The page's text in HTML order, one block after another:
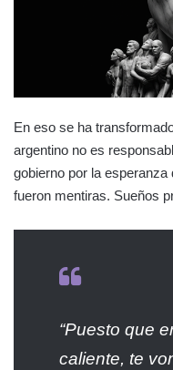
En eso se ha
argentino no es
gobierno por la
fueron mentiras. Sueños
“Puesto que
caliente, te